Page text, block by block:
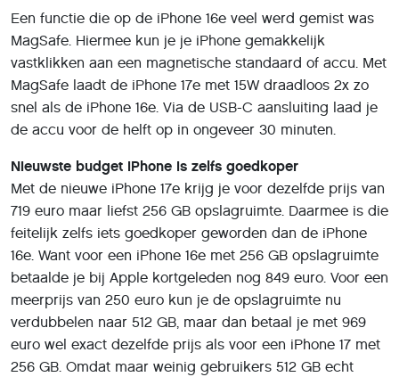
Een functie die op de iPhone 16e veel werd gemist was
MagSafe. Hiermee kun je je iPhone gemakkelijk
vastklikken aan een magnetische standaard of accu. Met
MagSafe laadt de iPhone 17e met 15W draadloos 2x zo
snel als de iPhone 16e. Via de USB-C aansluiting laad je
de accu voor de helft op in ongeveer 30 minuten.
Nieuwste budget iPhone is zelfs goedkoper
Met de nieuwe iPhone 17e krijg je voor dezelfde prijs van
719 euro maar liefst 256 GB opslagruimte. Daarmee is die
feitelijk zelfs iets goedkoper geworden dan de iPhone
16e. Want voor een iPhone 16e met 256 GB opslagruimte
betaalde je bij Apple kortgeleden nog 849 euro. Voor een
meerprijs van 250 euro kun je de opslagruimte nu
verdubbelen naar 512 GB, maar dan betaal je met 969
euro wel exact dezelfde prijs als voor een iPhone 17 met
256 GB. Omdat maar weinig gebruikers 512 GB echt